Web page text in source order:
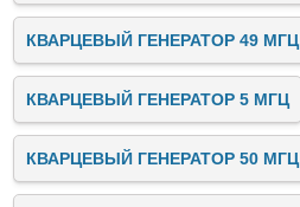
КВАРЦЕВЫЙ ГЕНЕРАТОР 49 МГЦ
КВАРЦЕВЫЙ ГЕНЕРАТОР 5 МГЦ
КВАРЦЕВЫЙ ГЕНЕРАТОР 50 МГЦ